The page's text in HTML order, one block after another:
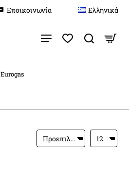
Εποικοινωνία Ελληνικά
Eurogas